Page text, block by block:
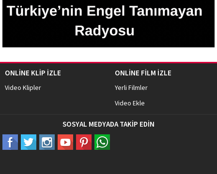
ONLİNE KLİP İZLE
Video Klipler
ONLİNE FİLM İZLE
Yerli Filmler
Video Ekle
SOSYAL MEDYADA TAKİP EDİN